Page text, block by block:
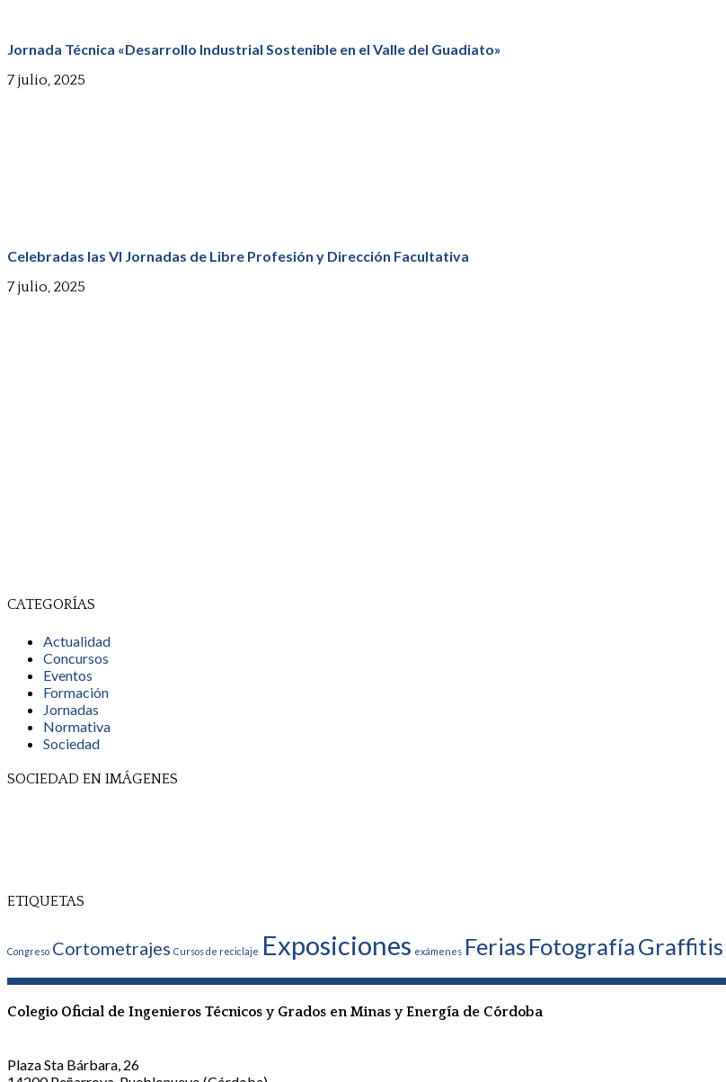
Jornada Técnica «Desarrollo Industrial Sostenible en el Valle del Guadiato»
7 julio, 2025
Celebradas las VI Jornadas de Libre Profesión y Dirección Facultativa
7 julio, 2025
CATEGORÍAS
Actualidad
Concursos
Eventos
Formación
Jornadas
Normativa
Sociedad
SOCIEDAD EN IMÁGENES
ETIQUETAS
Congreso Cortometrajes Cursos de reciclaje Exposiciones exámenes Ferias FotografíaGraffitis
Colegio Oficial de Ingenieros Técnicos y Grados en Minas y Energía de Córdoba
Plaza Sta Bárbara, 26